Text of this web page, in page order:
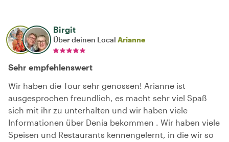
Birgit
Über deinen Local Arianne
Sehr empfehlenswert
Wir haben die Tour sehr genossen! Arianne ist
ausgesprochen freundlich, es macht sehr viel Spaß
sich mit ihr zu unterhalten und wir haben viele
Informationen über Denia bekommen . Wir haben viele
Speisen und Restaurants kennengelernt, in die wir so